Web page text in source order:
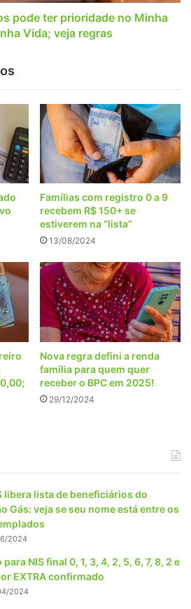
pode ter prioridade no Minha
Vida; veja regras
Famílias com registro 0 a 9
recebem R$ 150+ se
estiverem na “lista”
13/08/2024
Nova regra defini a renda
família para quem quer
receber o BPC em 2025!
29/12/2024
libera lista de beneficiários do
Gás: veja se seu nome está entre os
2024
para NIS final 0, 1, 3, 4, 2, 5, 6, 7, 8, 2 e
EXTRA confirmado
2024